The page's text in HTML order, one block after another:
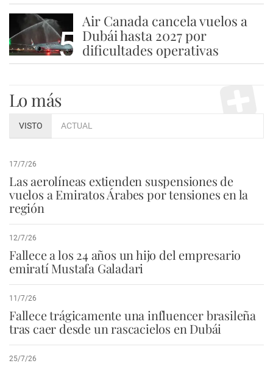
5
Air Canada cancela vuelos a
Dubái hasta 2027 por
dificultades operativas
Lo más
VISTO ACTUAL
17/7/26
Las aerolíneas extienden suspensiones de
vuelos a Emiratos Árabes por tensiones en la
región
12/7/26
Fallece a los 24 años un hijo del empresario
emiratí Mustafa Galadari
11/7/26
Fallece trágicamente una influencer brasileña
tras caer desde un rascacielos en Dubái
25/7/26